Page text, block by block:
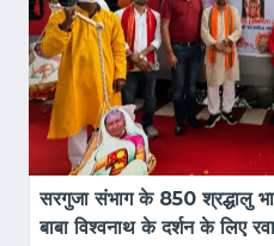
सरगुजा संभाग के 850 श्रद्धालु
बाबा विश्वनाथ के दर्शन के लिए